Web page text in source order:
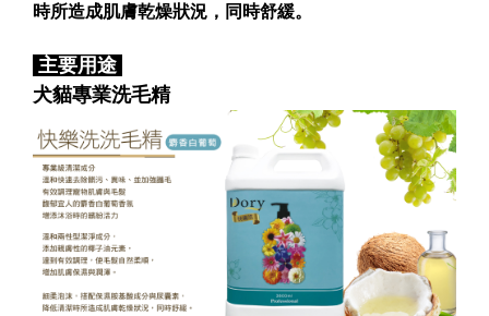
時所造成肌膚乾燥狀況，同時舒緩。
主要用途
犬貓專業洗毛精